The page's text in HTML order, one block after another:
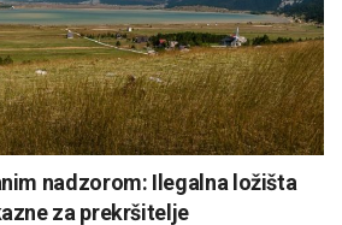
nadzorom: Ilegalna ložišta
za prekršitelje